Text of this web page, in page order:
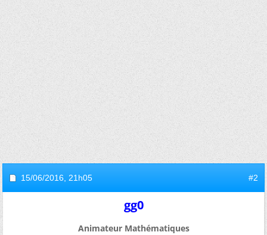
15/06/2016, 21h05 #2
gg0
Animateur Mathématiques